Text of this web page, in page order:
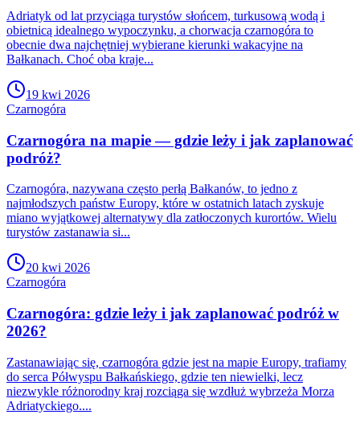
Adriatyk od lat przyciąga turystów słońcem, turkusową wodą i
obietnicą idealnego wypoczynku, a chorwacja czarnogóra to
obecnie dwa najchętniej wybierane kierunki wakacyjne na
Bałkanach. Choć oba kraje...
19 kwi 2026
Czarnogóra
Czarnogóra na mapie — gdzie leży i jak zaplanować
podróż?
Czarnogóra, nazywana często perłą Bałkanów, to jedno z
najmłodszych państw Europy, które w ostatnich latach zyskuje
miano wyjątkowej alternatywy dla zatłoczonych kurortów. Wielu
turystów zastanawia si...
20 kwi 2026
Czarnogóra
Czarnogóra: gdzie leży i jak zaplanować podróż w
2026?
Zastanawiając się, czarnogóra gdzie jest na mapie Europy, trafiamy
do serca Półwyspu Bałkańskiego, gdzie ten niewielki, lecz
niezwykle różnorodny kraj rozciąga się wzdłuż wybrzeża Morza
Adriatyckiego....